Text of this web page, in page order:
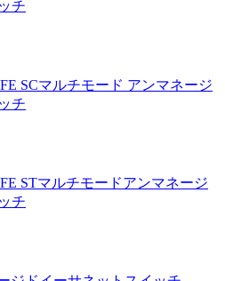
チ
SCマルチモード アンマネージ
チ
STマルチモードアンマネージ
チ